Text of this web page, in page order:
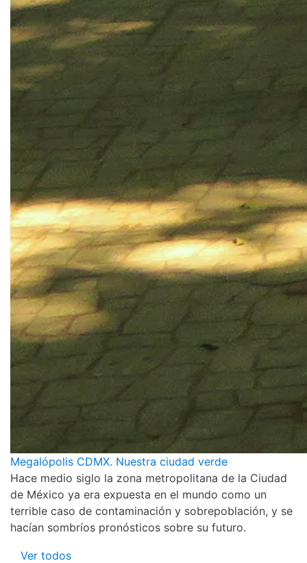
Megalópolis CDMX. Nuestra ciudad verde
Hace medio siglo la zona metropolitana de la Ciudad
de México ya era expuesta en el mundo como un
terrible caso de contaminación y sobrepoblación, y se
hacían sombríos pronósticos sobre su futuro.
Ver todos